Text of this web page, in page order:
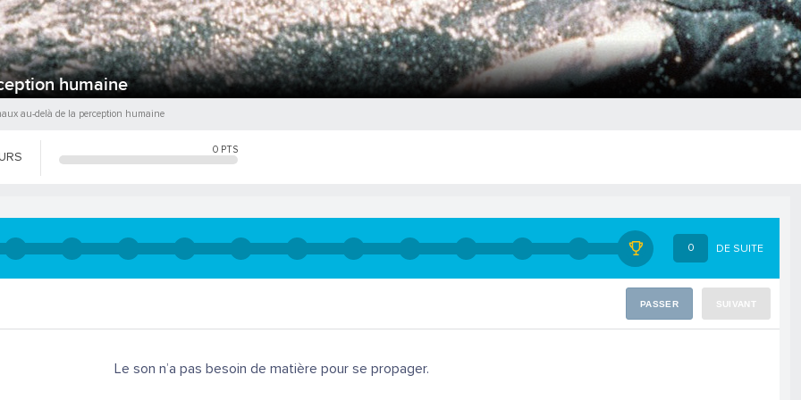
humaine
au-delà de la perception humaine
0 PTS
0 DE SUITE
PASSER SUIVANT
Le son n’a pas besoin de matière pour se propager.